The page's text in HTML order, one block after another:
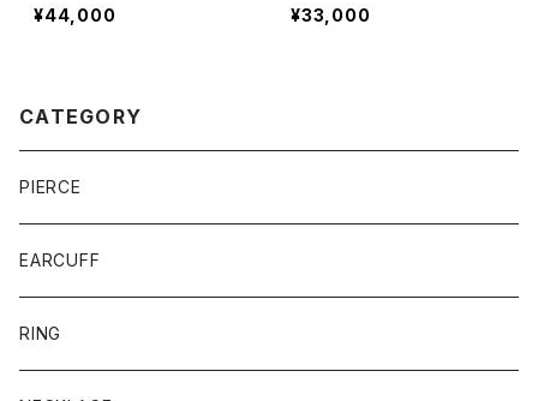
¥44,000
¥33,000
CATEGORY
PIERCE
EARCUFF
RING